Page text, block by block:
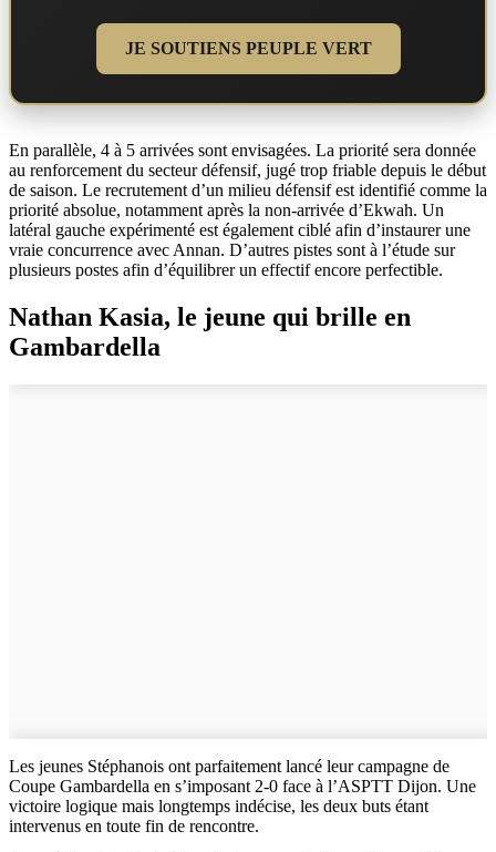
JE SOUTIENS PEUPLE VERT
En parallèle, 4 à 5 arrivées sont envisagées. La priorité sera donnée
au renforcement du secteur défensif, jugé trop friable depuis le début
de saison. Le recrutement d’un milieu défensif est identifié comme la
priorité absolue, notamment après la non-arrivée d’Ekwah. Un
latéral gauche expérimenté est également ciblé afin d’instaurer une
vraie concurrence avec Annan. D’autres pistes sont à l’étude sur
plusieurs postes afin d’équilibrer un effectif encore perfectible.
Nathan Kasia, le jeune qui brille en
Gambardella
Les jeunes Stéphanois ont parfaitement lancé leur campagne de
Coupe Gambardella en s’imposant 2-0 face à l’ASPTT Dijon. Une
victoire logique mais longtemps indécise, les deux buts étant
intervenus en toute fin de rencontre.